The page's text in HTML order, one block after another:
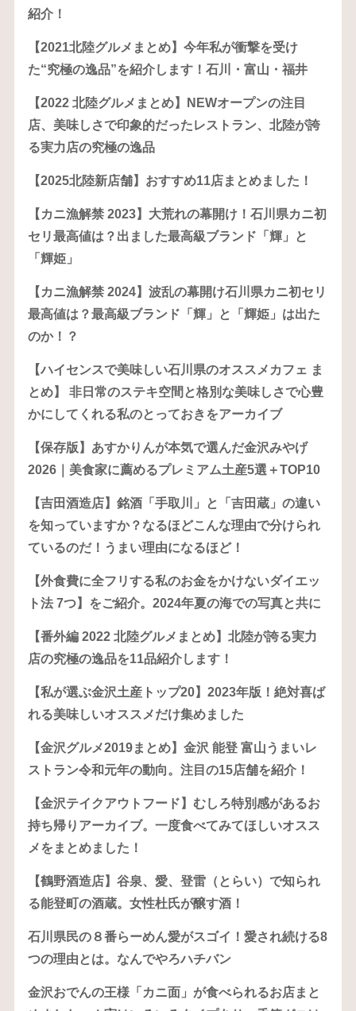
紹介！
【2021北陸グルメまとめ】今年私が衝撃を受け
た“究極の逸品”を紹介します！石川・富山・福井
【2022 北陸グルメまとめ】NEWオープンの注目
店、美味しさで印象的だったレストラン、北陸が誇
る実力店の究極の逸品
【2025北陸新店舗】おすすめ11店まとめました！
【カニ漁解禁 2023】大荒れの幕開け！石川県カニ初
セリ最高値は？出ました最高級ブランド「輝」と
「輝姫」
【カニ漁解禁 2024】波乱の幕開け石川県カニ初セリ
最高値は？最高級ブランド「輝」と「輝姫」は出た
のか！？
【ハイセンスで美味しい石川県のオススメカフェ ま
とめ】 非日常のステキ空間と格別な美味しさで心豊
かにしてくれる私のとっておきをアーカイブ
【保存版】あすかりんが本気で選んだ金沢みやげ
2026｜美食家に薦めるプレミアム土産5選＋TOP10
【吉田酒造店】銘酒「手取川」と「吉田蔵」の違い
を知っていますか？なるほどこんな理由で分けられ
ているのだ！うまい理由になるほど！
【外食費に全フリする私のお金をかけないダイエッ
ト法 7つ】をご紹介。2024年夏の海での写真と共に
【番外編 2022 北陸グルメまとめ】北陸が誇る実力
店の究極の逸品を11品紹介します！
【私が選ぶ金沢土産トップ20】2023年版！絶対喜ば
れる美味しいオススメだけ集めました
【金沢グルメ2019まとめ】金沢 能登 富山うまいレ
ストラン令和元年の動向。注目の15店舗を紹介！
【金沢テイクアウトフード】むしろ特別感があるお
持ち帰りアーカイブ。一度食べてみてほしいオスス
メをまとめました！
【鶴野酒造店】谷泉、愛、登雷（とらい）で知られ
る能登町の酒蔵。女性杜氏が醸す酒！
石川県民の８番らーめん愛がスゴイ！愛され続ける8
つの理由とは。なんでやろハチバン
金沢おでんの王様「カニ面」が食べられるお店まと